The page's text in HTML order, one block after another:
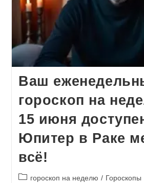
Ваш
гороскоп на
15 июня
Юпитер в Раке
всё!
Рубрика
гороскоп на неделю / Гороскопы